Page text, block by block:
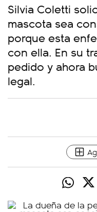
Silvia Coletti
mascota sea
porque esta
con ella. En su
pedido y ahora
legal.